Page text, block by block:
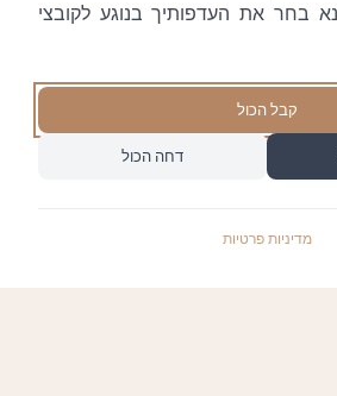
בחר את העדפותיך בנוגע לקובצי
קבל הכול
דחה הכול
מדיניות פרטיות